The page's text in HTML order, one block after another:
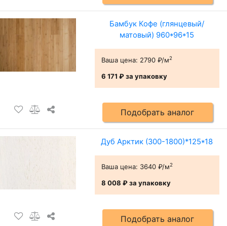
Бамбук Кофе (глянцевый/
матовый) 960*96*15
Ваша цена: 2790 ₽/м2
6 171 ₽за упаковку
Подобрать аналог
Дуб Арктик (300-1800)*125*18
Ваша цена: 3640 ₽/м2
8 008 ₽за упаковку
Подобрать аналог